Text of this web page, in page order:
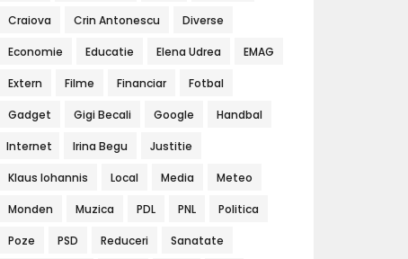
Craiova Crin Antonescu Diverse
Economie Educatie Elena Udrea EMAG
Extern Filme Financiar Fotbal
Gadget Gigi Becali Google Handbal
Internet Irina Begu Justitie
Klaus Iohannis Local Media Meteo
Monden Muzica PDL PNL Politica
Poze PSD Reduceri Sanatate